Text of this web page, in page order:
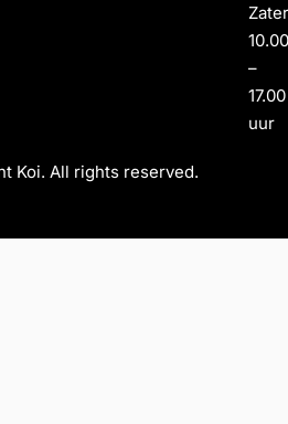
–
17.00
uur
Koi. All rights reserved.